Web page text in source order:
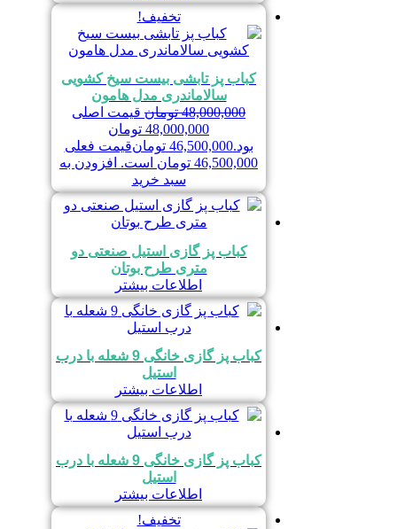
تخفیف!
کباب پز تابشی بیست سیخ کشویی
سالاماندری مدل هامون
48,000,000 تومان قیمت اصلی
48,000,000 تومان
بود.46,500,000 تومانقیمت فعلی
46,500,000 تومان است.
افزودن به
سبد خرید
کباب پز گازی استیل صنعتی دو
متری طرح بوتان
اطلاعات بیشتر
کباب پز گازی خانگی 9 شعله با درب
استیل
اطلاعات بیشتر
کباب پز گازی خانگی 9 شعله با درب
استیل
اطلاعات بیشتر
تخفیف!